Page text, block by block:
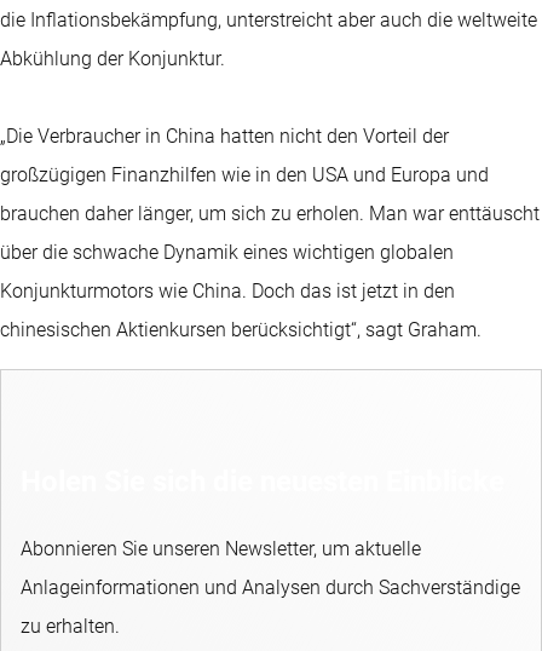
die Inflationsbekämpfung, unterstreicht aber auch die weltweite
Abkühlung der Konjunktur.
„Die Verbraucher in China hatten nicht den Vorteil der
großzügigen Finanzhilfen wie in den USA und Europa und
brauchen daher länger, um sich zu erholen. Man war enttäuscht
über die schwache Dynamik eines wichtigen globalen
Konjunkturmotors wie China. Doch das ist jetzt in den
chinesischen Aktienkursen berücksichtigt“, sagt Graham.
Abonnieren Sie unseren Newsletter, um aktuelle
Anlageinformationen und Analysen durch Sachverständige
zu erhalten.